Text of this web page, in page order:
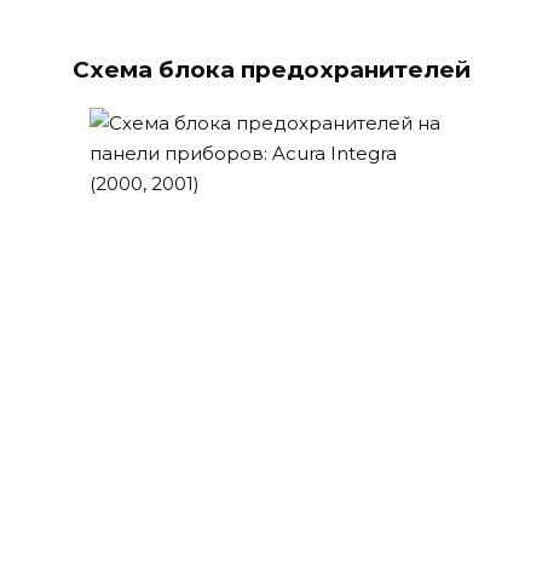
Схема блока предохранителей